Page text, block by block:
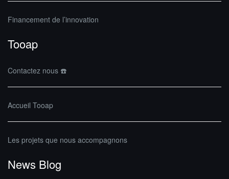
Financement de l’innovation
Tooap
Contactez nous ☎️
Accueil Tooap
Les projets que nous accompagnons
News Blog